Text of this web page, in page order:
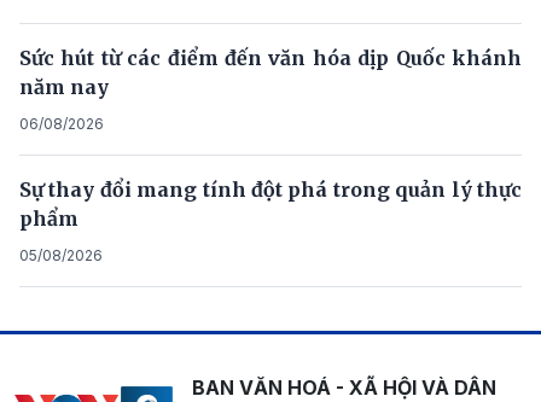
Sức hút từ các điểm đến văn hóa dịp Quốc khánh
năm nay
06/08/2026
Sự thay đổi mang tính đột phá trong quản lý thực
phẩm
05/08/2026
BAN VĂN HOÁ - XÃ HỘI VÀ DÂN